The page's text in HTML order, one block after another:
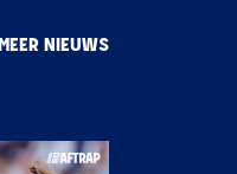
MEER NIEUWS